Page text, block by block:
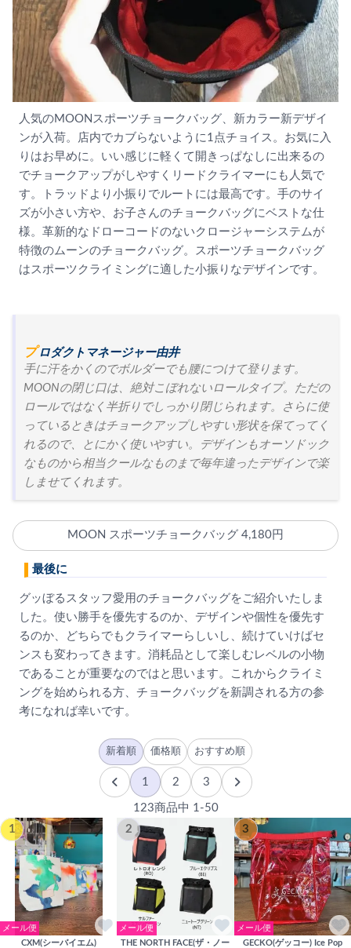
人気のMOONスポーツチョークバッグ、新カラー新デザイ
ンが入荷。店内でカブらないように1点チョイス。お気に入
りはお早めに。いい感じに軽くて開きっぱなしに出来るの
でチョークアップがしやすくリードクライマーにも人気で
す。トラッドより小振りでルートには最高です。手のサイ
ズが小さい方や、お子さんのチョークバッグにベストな仕
様。革新的なドローコードのないクロージャーシステムが
特徴のムーンのチョークバッグ。スポーツチョークバッグ
はスポーツクライミングに適した小振りなデザインです。
プロダクトマネージャー由井
手に汗をかくのでボルダーでも腰につけて登ります。
MOONの閉じ口は、絶対こぼれないロールタイプ。ただの
ロールではなく半折りでしっかり閉じられます。さらに使
っているときはチョークアップしやすい形状を保てってく
れるので、とにかく使いやすい。デザインもオーソドック
なものから相当クールなものまで毎年違ったデザインで楽
しませてくれます。
MOON スポーツチョークバッグ 4,180円
最後に
グッぼるスタッフ愛用のチョークバッグをご紹介いたしま
した。使い勝手を優先するのか、デザインや個性を優先す
るのか、どちらでもクライマーらしいし、続けていけばセ
ンスも変わってきます。消耗品として楽しむレベルの小物
であることが重要なのではと思います。これからクライミ
ングを始められる方、チョークバッグを新調される方の参
考になれば幸いです。
新着順 価格順 おすすめ順
1 2 3
123商品中 1-50
1
メール便
CXM(シーバイエム)
2
メール便
THE NORTH FACE(ザ・ノー
3
メール便
GECKO(ゲッコー) Ice Pop